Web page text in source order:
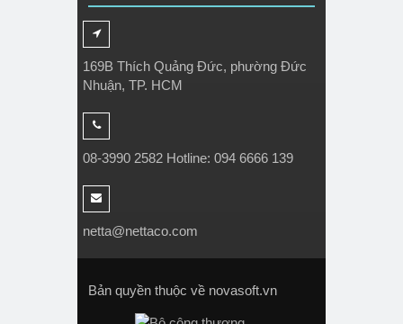
169B Thích Quảng Đức, phường Đức
Nhuận, TP. HCM
08-3990 2582 Hotline: 094 6666 139
netta@nettaco.com
Bản quyền thuộc về novasoft.vn